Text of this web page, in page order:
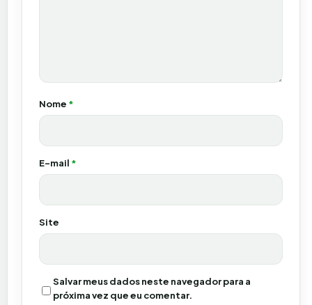
Nome *
E-mail *
Site
Salvar meus dados neste navegador para a
próxima vez que eu comentar.